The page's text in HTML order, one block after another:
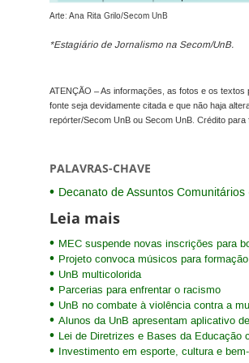
Arte: Ana Rita Grilo/Secom UnB
*Estagiário de Jornalismo na Secom/UnB.
ATENÇÃO – As informações, as fotos e os
fonte seja devidamente citada e que não haja
repórter/Secom UnB ou Secom UnB. Crédito
PALAVRAS-CHAVE
Decanato de Assuntos Comunitários
Leia mais
MEC suspende novas inscrições para
Projeto convoca músicos para
UnB multicolorida
Parcerias para enfrentar o racismo
UnB no combate à violência contra a
Alunos da UnB apresentam aplicativo
Lei de Diretrizes e Bases da Educação
Investimento em esporte, cultura e